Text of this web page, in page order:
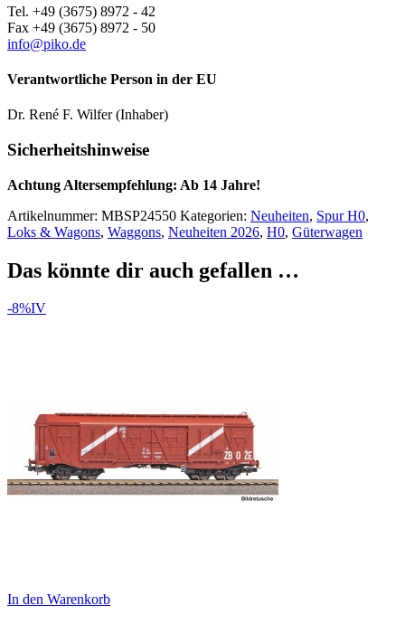
Tel. +49 (3675) 8972 - 42
Fax +49 (3675) 8972 - 50
info@piko.de
Verantwortliche Person in der EU
Dr. René F. Wilfer (Inhaber)
Sicherheitshinweise
Achtung Altersempfehlung: Ab 14 Jahre!
Artikelnummer: MBSP24550 Kategorien: Neuheiten, Spur H0,
Loks & Wagons, Waggons, Neuheiten 2026, H0, Güterwagen
Das könnte dir auch gefallen …
-8%IV
In den Warenkorb